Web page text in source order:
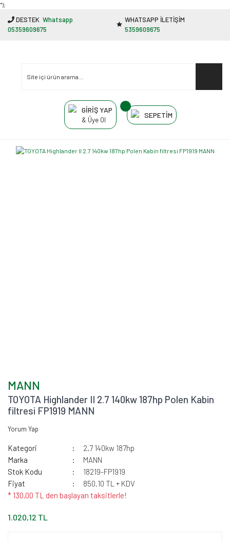
"');
DESTEK Whatsapp
05359609675
WHATSAPP İLETİŞİM
5359609675
GİRİŞ YAP
& Üye Ol
SEPETİM
MANN
TOYOTA Highlander II 2.7 140kw 187hp Polen Kabin
filtresi FP1919 MANN
Yorum Yap
Kategori
2.7 140kw 187hp
Marka
MANN
Stok Kodu
18219-FP1919
Fiyat
850,10 TL + KDV
* 130,00 TL den başlayan taksitlerle!
1.020,12 TL